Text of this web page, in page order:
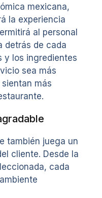
mexicana,
la experiencia
al personal
detrás de cada
y los ingredientes
sea más
más
también juega un
cliente. Desde la
cada